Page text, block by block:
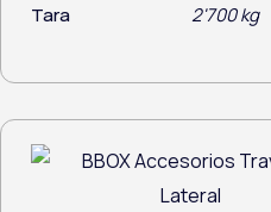
Tara 2'700 kg